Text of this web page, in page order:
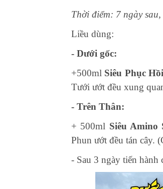
Thời điểm: 7 ngày
Liều dùng:
- Dưới gốc:
+500ml Siêu Phục Hồi
Tưới ướt đều xung
- Trên Thân:
+ 500ml Siêu Amino
Phun ướt đều tán cây.
- Sau 3 ngày tiến hành